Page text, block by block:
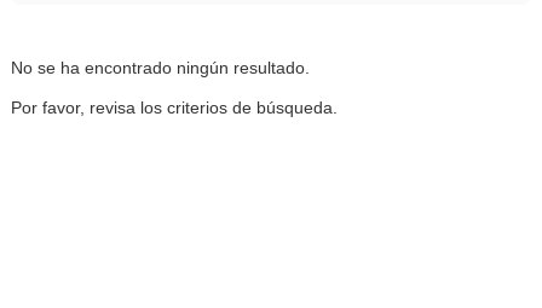
No se ha encontrado ningún resultado.
Por favor, revisa los criterios de búsqueda.